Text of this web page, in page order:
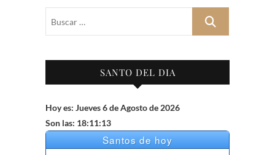
Buscar
SANTO DEL DIA
Hoy es: Jueves 6 de Agosto de 2026
Son las: 18:11:14